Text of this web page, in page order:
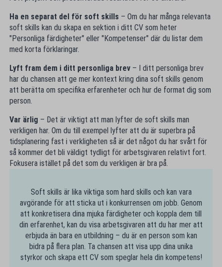
Ha en separat del för soft skills – Om du har många relevanta
soft skills kan du skapa en sektion i ditt CV som heter
"Personliga färdigheter" eller "Kompetenser" där du listar dem
med korta förklaringar.
Lyft fram dem i ditt personliga brev– I ditt personliga brev
har du chansen att ge mer kontext kring dina soft skills genom
att berätta om specifika erfarenheter och hur de format dig som
person.
Var ärlig – Det är viktigt att man lyfter de soft skills man
verkligen har. Om du till exempel lyfter att du är superbra på
tidsplanering fast i verkligheten så är det något du har svårt för
så kommer det bli väldigt tydligt för arbetsgivaren relativt fort.
Fokusera istället på det som du verkligen är bra på.
Soft skills är lika viktiga som hard skills och kan vara
avgörande för att sticka ut i konkurrensen om jobb. Genom
att konkretisera dina mjuka färdigheter och koppla dem till
din erfarenhet, kan du visa arbetsgivaren att du har mer att
erbjuda än bara en utbildning – du är en person som kan
bidra på flera plan. Ta chansen att visa upp dina unika
styrkor och skapa ett CV som speglar hela din kompetens!